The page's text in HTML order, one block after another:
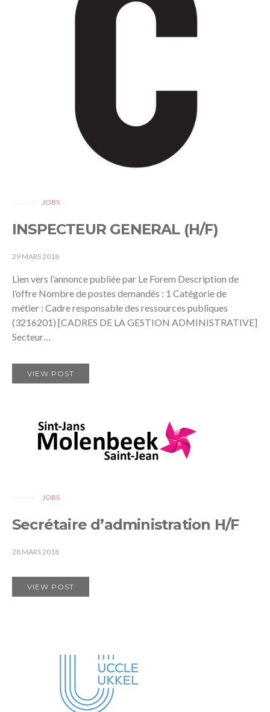
JOBS
INSPECTEUR GENERAL (H/F)
29 MARS 2018
Lien vers l’annonce publiée par Le Forem Description de
l’offre Nombre de postes demandés : 1 Catégorie de
métier : Cadre responsable des ressources publiques
(3216201) [CADRES DE LA GESTION ADMINISTRATIVE]
Secteur…
VIEW POST
JOBS
Secrétaire d’administration H/F
28 MARS 2018
VIEW POST